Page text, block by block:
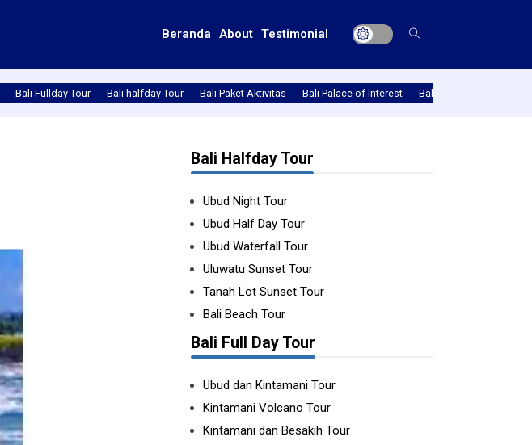
Beranda About Testimonial
Bali Fullday Tour Bali halfday Tour Bali Paket Aktivitas Bali Palace of Interest Bali Round Trip
Bali Halfday Tour
Ubud Night Tour
Ubud Half Day Tour
Ubud Waterfall Tour
Uluwatu Sunset Tour
Tanah Lot Sunset Tour
Bali Beach Tour
Bali Full Day Tour
Ubud dan Kintamani Tour
Kintamani Volcano Tour
Kintamani dan Besakih Tour